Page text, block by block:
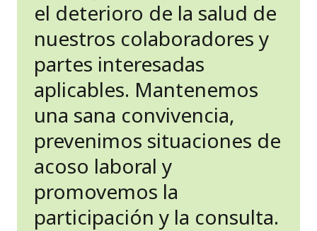
el deterioro de la salud de
nuestros colaboradores y
partes interesadas
aplicables. Mantenemos
una sana convivencia,
prevenimos situaciones de
acoso laboral y
promovemos la
participación y la consulta.